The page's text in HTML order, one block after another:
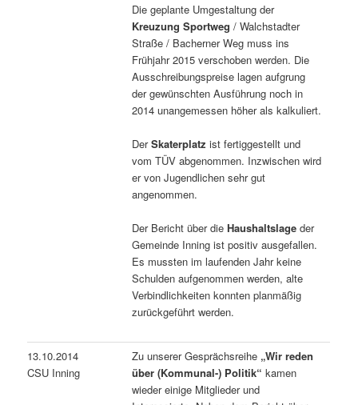
Die geplante Umgestaltung der
Kreuzung Sportweg / Walchstadter
Straße / Bacherner Weg muss ins
Frühjahr 2015 verschoben werden. Die
Ausschreibungspreise lagen aufgrung
der gewünschten Ausführung noch in
2014 unangemessen höher als kalkuliert.
DerSkaterplatz ist fertiggestellt und
vom TÜV abgenommen. Inzwischen wird
er von Jugendlichen sehr gut
angenommen.
Der Bericht über dieHaushaltslage der
Gemeinde Inning ist positiv ausgefallen.
Es mussten im laufenden Jahr keine
Schulden aufgenommen werden, alte
Verbindlichkeiten konnten planmäßig
zurückgeführt werden.
13.10.2014
CSU Inning
Zu unserer Gesprächsreihe „Wir reden
über (Kommunal-) Politik“kamen
wieder einige Mitglieder und